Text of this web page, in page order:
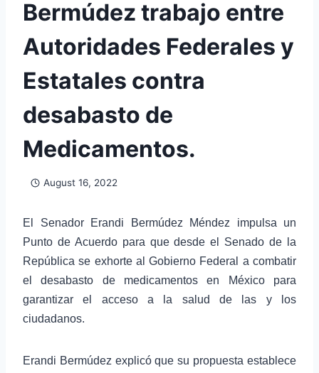
Bermúdez trabajo entre
Autoridades Federales y
Estatales contra
desabasto de
Medicamentos.
August 16, 2022
El Senador Erandi Bermúdez Méndez impulsa un
Punto de Acuerdo para que desde el Senado de la
República se exhorte al Gobierno Federal a combatir
el desabasto de medicamentos en México para
garantizar el acceso a la salud de las y los
ciudadanos.
Erandi Bermúdez explicó que su propuesta establece